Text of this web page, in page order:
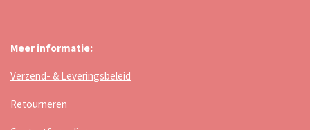
Meer informatie:
Verzend- & Leveringsbeleid
Retourneren